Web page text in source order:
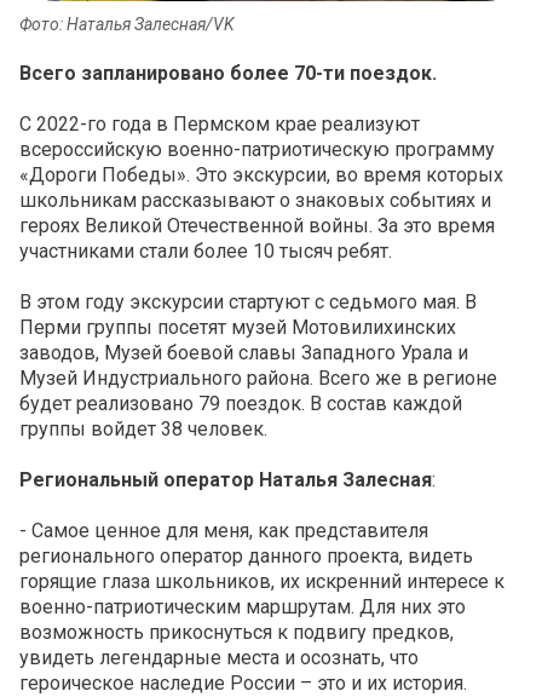
Фото: Наталья Залесная/VK
Всего запланировано более 70-ти поездок.
С 2022-го года в Пермском крае реализуют
всероссийскую военно-патриотическую программу
«Дороги Победы». Это экскурсии, во время которых
школьникам рассказывают о знаковых событиях и
героях Великой Отечественной войны. За это время
участниками стали более 10 тысяч ребят.
В этом году экскурсии стартуют с седьмого мая. В
Перми группы посетят музей Мотовилихинских
заводов, Музей боевой славы Западного Урала и
Музей Индустриального района. Всего же в регионе
будет реализовано 79 поездок. В состав каждой
группы войдет 38 человек.
Региональный оператор Наталья Залесная:
- Самое ценное для меня, как представителя
регионального оператор данного проекта, видеть
горящие глаза школьников, их искренний интересе к
военно-патриотическим маршрутам. Для них это
возможность прикоснуться к подвигу предков,
увидеть легендарные места и осознать, что
героическое наследие России – это и их история.